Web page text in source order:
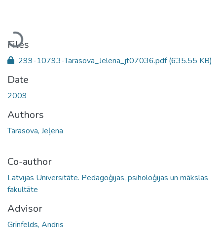
Loading...
Files
299-10793-Tarasova_Jelena_jt07036.pdf(635.55 KB)
Date
2009
Authors
Tarasova, Jeļena
Co-author
Latvijas Universitāte. Pedagoģijas, psiholoģijas un mākslas
fakultāte
Advisor
Grīnfelds, Andris